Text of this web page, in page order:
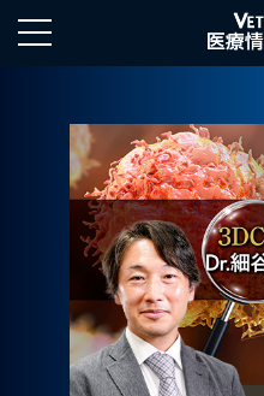
HOME
ログイン
新規登録